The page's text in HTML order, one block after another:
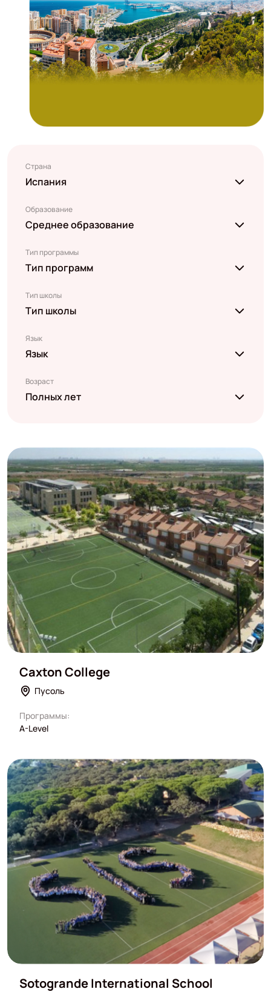
Страна
Испания
Образование
Среднее образование
Тип программы
Тип программ
Тип школы
Тип школы
Язык
Язык
Возраст
Полных лет
Caxton College
Пусоль
Программы:
A-Level
Sotogrande International School